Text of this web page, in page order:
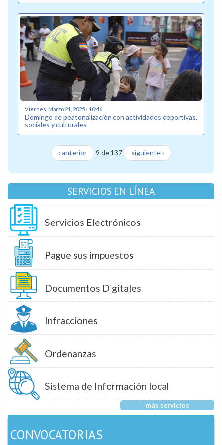
Viernes, Marzo 21, 2025 - 10:46
Domingo de peatonalización con actividades deportivas,
sociales y culturales
‹ anterior 9 de 137 siguiente ›
SERVICIOS EN LÍNEA
Servicios Electrónicos
Pague sus impuestos
Documentos Digitales
Infracciones
Ordenanzas
Sistema de Información local
más servicios
CONVOCATORIAS